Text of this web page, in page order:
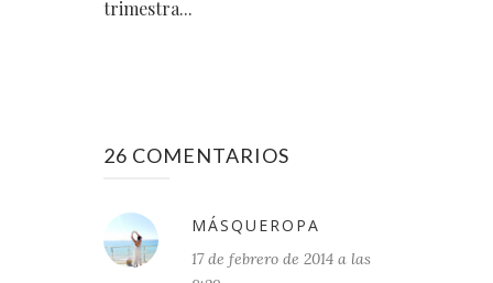
trimestra...
26 COMENTARIOS
MÁSQUEROPA
17 de febrero de 2014 a las